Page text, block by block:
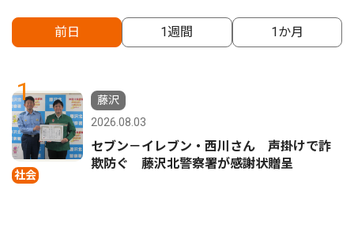
前日 1週間 1か月
1
社会
藤沢
2026.08.03
セブン－イレブン・西川さん 声掛けで詐
欺防ぐ 藤沢北警察署が感謝状贈呈